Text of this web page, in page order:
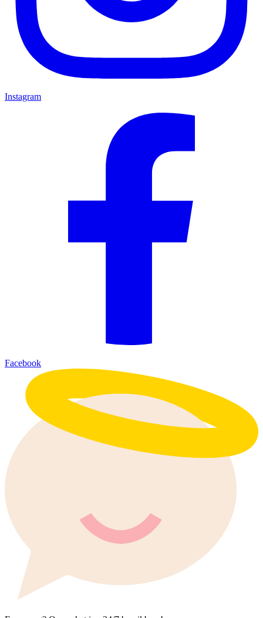
Instagram
Facebook